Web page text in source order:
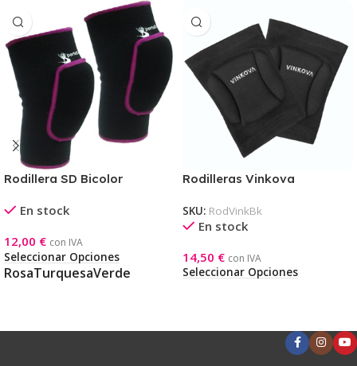
Rodillera SD Bicolor
En stock
12,00 € con IVA
Seleccionar Opciones
RosaTurquesaVerde
Rodilleras Vinkova
SKU: RodVinkBk
En stock
14,50 € con IVA
Seleccionar Opciones